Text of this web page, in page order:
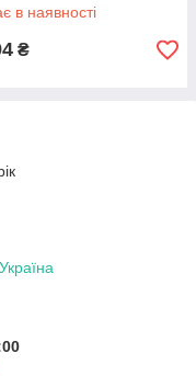
в наявності
₴